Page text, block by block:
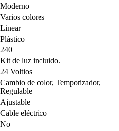
‎Moderno
‎Varios colores
‎Linear
‎Plástico
‎240
‎Kit de luz incluido.
‎24 Voltios
‎Cambio de color, Temporizador,
Regulable
‎Ajustable
‎Cable eléctrico
‎No